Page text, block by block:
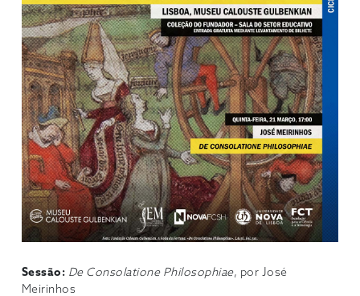
Sessão: De Consolatione Philosophiae, por José
Meirinhos